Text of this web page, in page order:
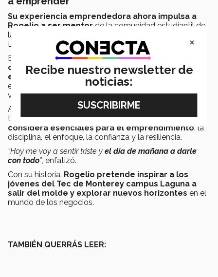
Su experiencia emprendedora ahora impulsa a
Rogelio a ser mentor de la comunidad estudiantil de
la Escuela de Negocios del Tec de Monterrey campus
Laguna.
En su rol como mentor,Rogelio guiará, con sus
consejos financieros y de estrategia, a los
estudiantes a desarrollar proyectos de
emprendimiento que permitan a los jóvenes ampliar su
visión.
Además, no solo compartirá su experiencia laboral, sino
tambiénlas herramientas y los valores que
considera esenciales para el emprendimiento: la
disciplina, el enfoque, la confianza y la resiliencia.
“Hoy me voy a sentir triste y el día de mañana a darle
con todo”, enfatizó.
Con su historia, Rogelio pretende inspirar a los
jóvenes del Tec de Monterey campus Laguna a
salir del molde y explorar nuevos horizontes en el
mundo de los negocios.
TAMBIÉN QUERRÁS LEER:
×
Recibe nuestro newsletter de
noticias: